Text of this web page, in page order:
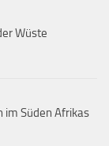
Wüste
im Süden Afrikas